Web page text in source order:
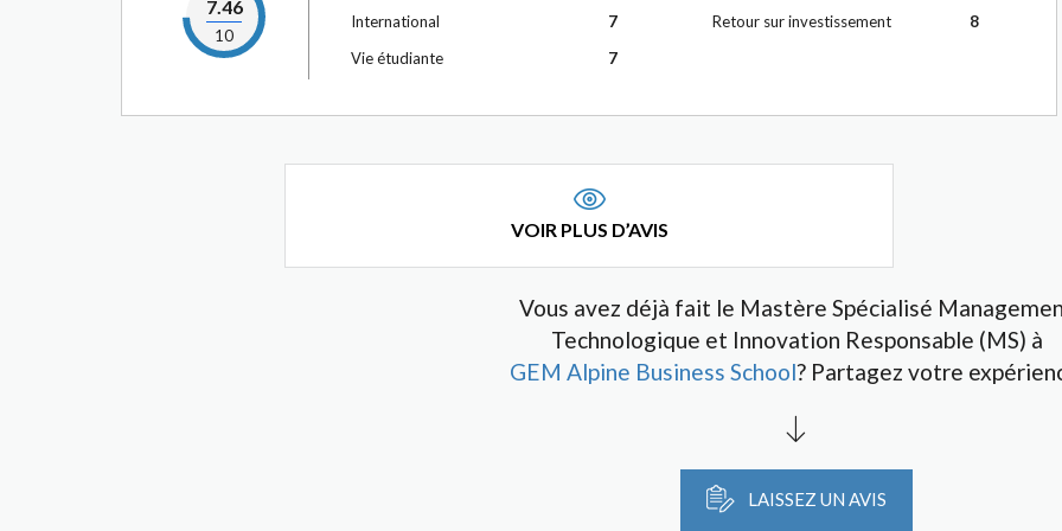
7.46
10
International
7
Vie étudiante
7
Retour sur investissement
8
VOIR PLUS D’AVIS
Vous avez déjà fait le Mastère Spécialisé
Technologique et Innovation Responsable (MS) à
GEM Alpine Business School? Partagez votre
LAISSEZ UN AVIS